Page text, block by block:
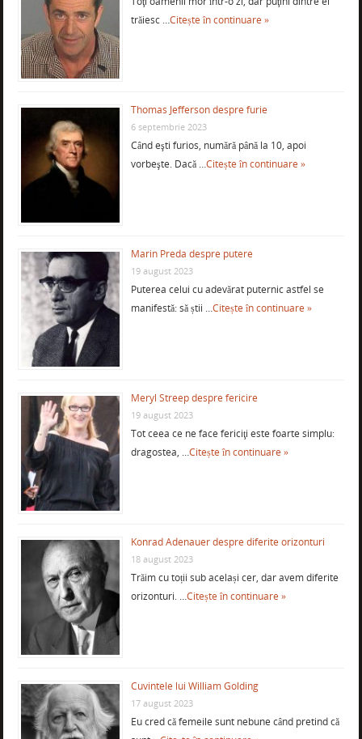
trăiesc …Citește în continuare »
Thomas Jefferson despre furie
6 septembrie 2023
Când eşti furios, numără până la 10, apoi
vorbeşte. Dacă …Citește în continuare »
Marin Preda despre putere
19 august 2023
Puterea celui cu adevărat puternic astfel se
manifestă: să știi …Citește în continuare »
Meryl Streep despre fericire
19 august 2023
Tot ceea ce ne face fericiţi este foarte simplu:
dragostea, …Citește în continuare »
Konrad Adenauer despre diferite orizonturi
18 august 2023
Trăim cu toții sub același cer, dar avem diferite
orizonturi. …Citește în continuare »
Cuvintele lui William Golding
17 august 2023
Eu cred că femeile sunt nebune când pretind că